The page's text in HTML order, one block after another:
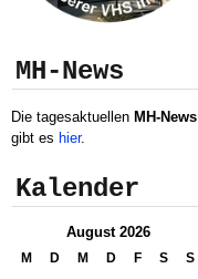
MH-News
Die tagesaktuellen MH-News
gibt es hier.
Kalender
August 2026
M D M D F S
S